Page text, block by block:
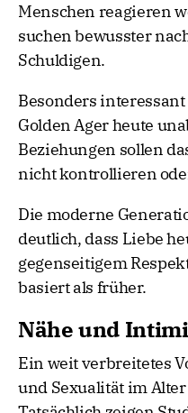
Menschen reagieren
suchen bewusster
Schuldigen.
Besonders
Golden Ager heute
Beziehungen sollen
nicht kontrollieren
Die moderne
deutlich, dass Liebe
gegenseitigem
basiert als früher.
Nähe und
Ein weit verbreitetes
und Sexualität im